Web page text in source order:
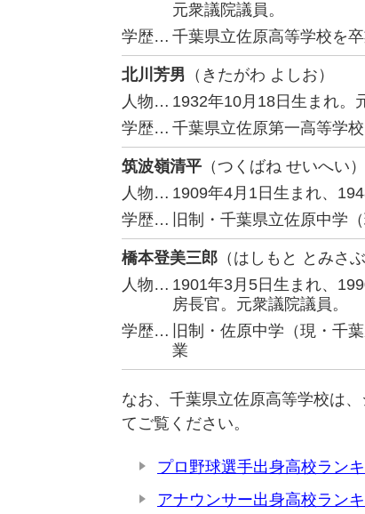
元衆議院議員。
学歴… 千葉県立佐原高等学校を
北川芳男 （きたがわ よしお）
人物… 1932年10月18日生まれ。
学歴… 千葉県立佐原第一高等学
筑波嶺清平 （つくばね せいへい）
人物… 1909年4月1日生まれ、
学歴…
旧制・千葉県立佐原中学
橋本登美三郎 （はしもと とみさ
人物… 1901年3月5日生まれ、
房長官。元衆議院議員。
学歴…
旧制・佐原中学（現・千
業
なお、千葉県立佐原高等学校は
てご覧ください。
プロ野球選手出身高校ラン
アナウンサー出身高校ラン